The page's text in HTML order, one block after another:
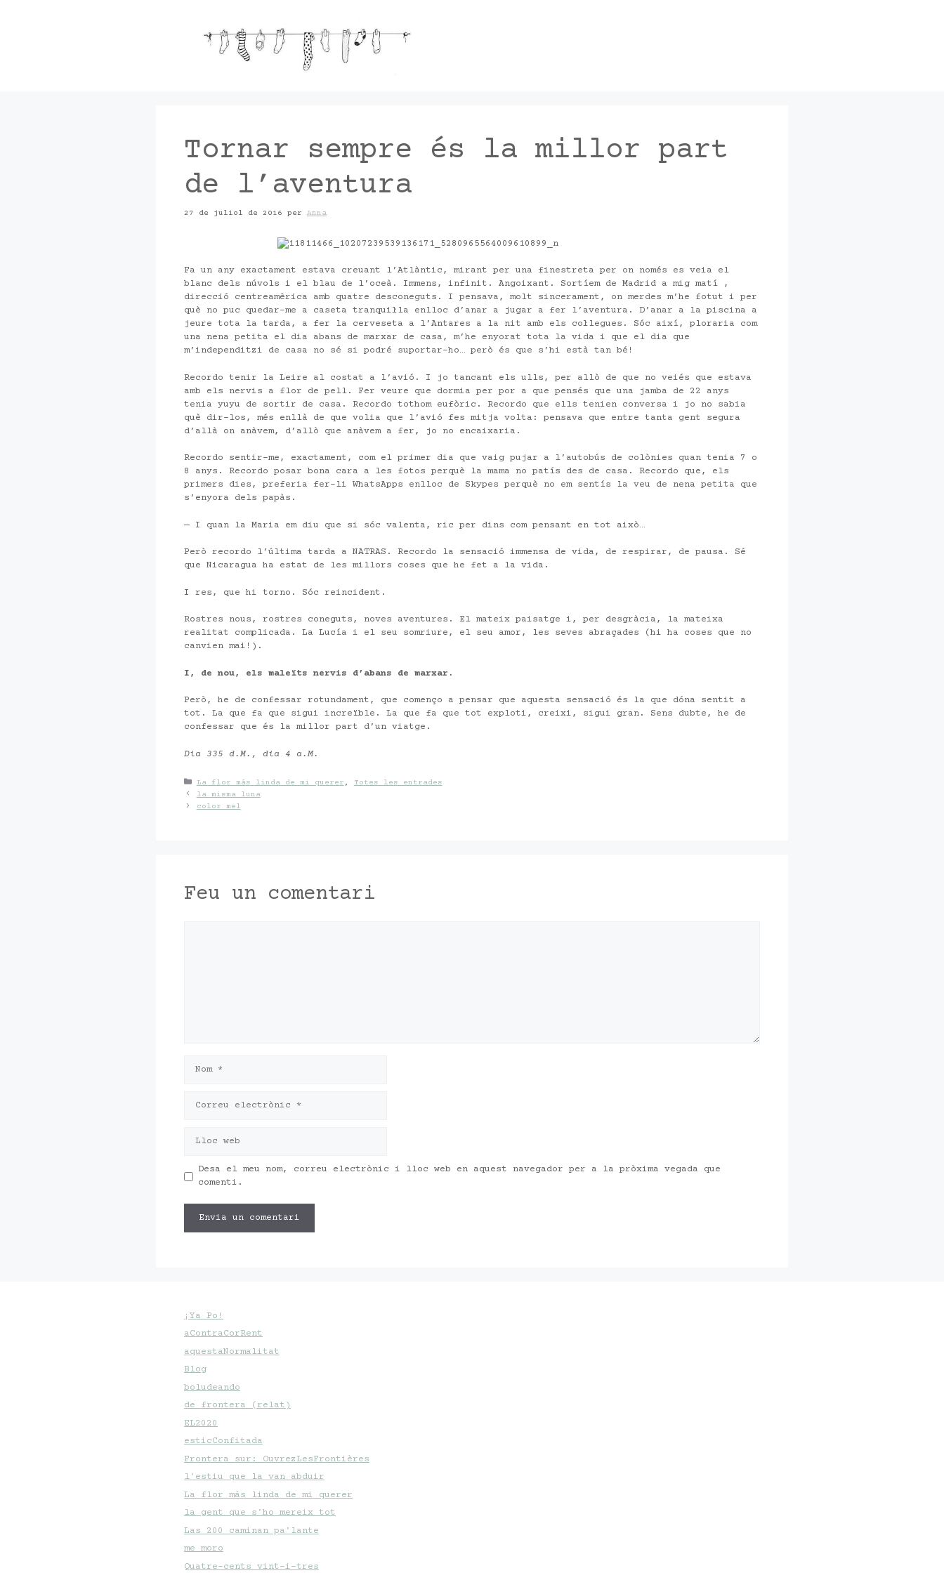
Tornar sempre és la millor part
de l’aventura
27 de juliol de 2016 per Anna
Fa un any exactament estava creuant l’Atlàntic, mirant per una finestreta per on només es veia el
blanc dels núvols i el blau de l’oceà. Immens, infinit. Angoixant. Sortíem de Madrid a mig matí ,
direcció centreamèrica amb quatre desconeguts. I pensava, molt sincerament, on merdes m’he fotut i per
què no puc quedar-me a caseta tranquil·la enlloc d’anar a jugar a fer l’aventura. D’anar a la piscina a
jeure tota la tarda, a fer la cerveseta a l’Antares a la nit amb els col·legues. Sóc així, ploraria com
una nena petita el dia abans de marxar de casa, m’he enyorat tota la vida i que el dia que
m’independitzi de casa no sé si podré suportar-ho… però és que s’hi està tan bé!
Recordo tenir la Leire al costat a l’avió. I jo tancant els ulls, per allò de que no veiés que estava
amb els nervis a flor de pell. Fer veure que dormia per por a que pensés que una jamba de 22 anys
tenia yuyu de sortir de casa. Recordo tothom eufòric. Recordo que ells tenien conversa i jo no sabia
què dir-los, més enllà de que volia que l’avió fes mitja volta: pensava que entre tanta gent segura
d’allà on anàvem, d’allò que anàvem a fer, jo no encaixaria.
Recordo sentir-me, exactament, com el primer dia que vaig pujar a l’autobús de colònies quan tenia 7 o
8 anys. Recordo posar bona cara a les fotos perquè la mama no patís des de casa. Recordo que, els
primers dies, preferia fer-li WhatsApps enlloc de Skypes perquè no em sentís la veu de nena petita que
s’enyora dels papàs.
— I quan la Maria em diu que si sóc valenta, ric per dins com pensant en tot això…
Però recordo l’última tarda a NATRAS. Recordo la sensació immensa de vida, de respirar, de pausa. Sé
que Nicaragua ha estat de les millors coses que he fet a la vida.
I res, que hi torno. Sóc reincident.
Rostres nous, rostres coneguts, noves aventures. El mateix paisatge i, per desgràcia, la mateixa
realitat complicada. La Lucía i el seu somriure, el seu amor, les seves abraçades (hi ha coses que no
canvien mai!).
I, de nou, els maleïts nervis d’abans de marxar.
Però, he de confessar rotundament, que començo a pensar que aquesta sensació és la que dóna sentit a
tot. La que fa que sigui increïble. La que fa que tot exploti, creixi, sigui gran. Sens dubte, he de
confessar que és la millor part d’un viatge.
Dia 335 d.M., dia 4 a.M.
Categories
La flor más linda de mi querer ,
Totes les entrades
la misma luna
color mel
Feu un comentari
electrònic
web
Desa el meu nom, correu electrònic i lloc web en aquest navegador per a la pròxima vegada que
comenti.
¡Ya Po!
aContraCorRent
aquestaNormalitat
Blog
boludeando
de frontera (relat)
EL2020
esticConfitada
Frontera sur: OuvrezLesFrontières
l'estiu que la van abduir
La flor más linda de mi querer
la gent que s'ho mereix tot
Las 200 caminan pa'lante
me moro
Quatre-cents vint-i-tres